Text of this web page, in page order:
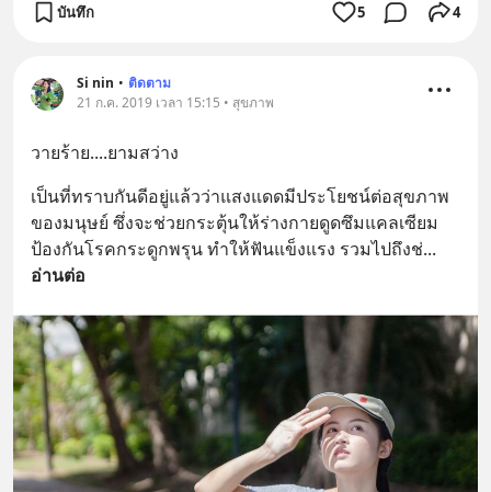
บันทึก 5 4
Si nin • ติดตาม
21 ก.ค. 2019 เวลา 15:15 • สุขภาพ
วายร้าย....ยามสว่าง
เป็นที่ทราบกันดีอยู่แล้วว่าแสงแดดมีประโยชน์ต่อสุขภาพ
ของมนุษย์ ซึ่งจะช่วยกระตุ้นให้ร่างกายดูดซึมแคลเซียม
ป้องกันโรคกระดูกพรุน ทำให้ฟันแข็งแรง รวมไปถึงช่
อ่านต่อ